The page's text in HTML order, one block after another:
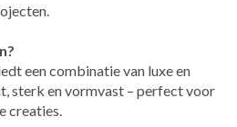
een combinatie van luxe en
sterk en vormvast – perfect voor
creaties.